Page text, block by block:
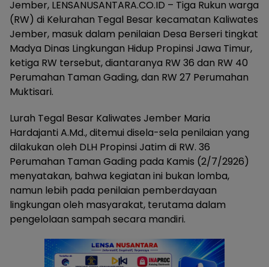
Jember, LENSANUSANTARA.CO.ID – Tiga Rukun warga
(RW) di Kelurahan Tegal Besar kecamatan Kaliwates
Jember, masuk dalam penilaian Desa Berseri tingkat
Madya Dinas Lingkungan Hidup Propinsi Jawa Timur,
ketiga RW tersebut, diantaranya RW 36 dan RW 40
Perumahan Taman Gading, dan RW 27 Perumahan
Muktisari.
Lurah Tegal Besar Kaliwates Jember Maria
Hardajanti A.Md., ditemui disela-sela penilaian yang
dilakukan oleh DLH Propinsi Jatim di RW. 36
Perumahan Taman Gading pada Kamis (2/7/2926)
menyatakan, bahwa kegiatan ini bukan lomba,
namun lebih pada penilaian pemberdayaan
lingkungan oleh masyarakat, terutama dalam
pengelolaan sampah secara mandiri.